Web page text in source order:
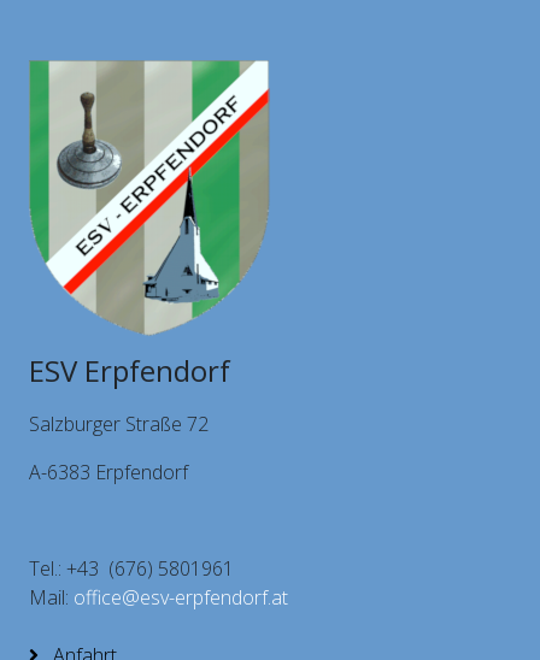
ESV Erpfendorf
Salzburger Straße 72
A-6383 Erpfendorf
Tel.: +43 (676) 5801961
Mail: office@esv-erpfendorf.at